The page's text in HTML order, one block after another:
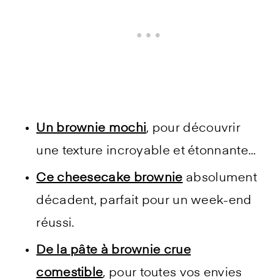
Un brownie mochi, pour découvrir
une texture incroyable et étonnante...
Ce cheesecake brownie absolument
décadent, parfait pour un week-end
réussi.
De la pâte à brownie crue
comestible, pour toutes vos envies